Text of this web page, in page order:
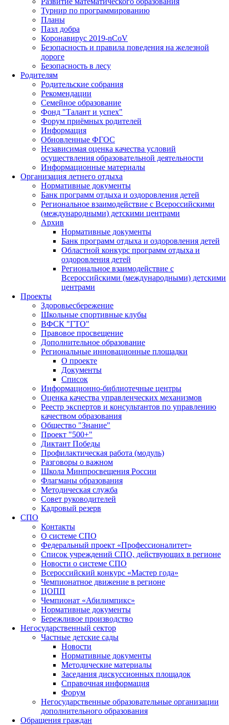
Турнир по программированию
Планы
Пазл добра
Коронавирус 2019-nCoV
Безопасность и правила поведения на железной
дороге
Безопасность в лесу
Родителям
Родительские собрания
Рекомендации
Семейное образование
Фонд "Талант и успех"
Форум приёмных родителей
Информация
Обновленные ФГОС
Независимая оценка качества условий
осуществления образовательной деятельности
Информационные материалы
Организация летнего отдыха
Нормативные документы
Банк программ отдыха и оздоровления детей
Региональное взаимодействие с Всероссийскими
(международными) детскими центрами
Архив
Нормативные документы
Банк программ отдыха и оздоровления детей
Областной конкурс программ отдыха и
оздоровления детей
Региональное взаимодействие с
Всероссийскими (международными) детскими
центрами
Проекты
Здоровьесбережение
Школьные спортивные клубы
ВФСК "ГТО"
Правовое просвещение
Дополнительное образование
Региональные инновационные площадки
О проекте
Документы
Список
Информационно-библиотечные центры
Оценка качества управленческих механизмов
Реестр экспертов и консультантов по управлению
качеством образования
Общество "Знание"
Проект "500+"
Диктант Победы
Профилактическая работа (модуль)
Разговоры о важном
Школа Минпросвещения России
Флагманы образования
Методическая служба
Совет руководителей
Кадровый резерв
СПО
Контакты
О системе СПО
Федеральный проект «Профессионалитет»
Список учреждений СПО, действующих в регионе
Новости о системе СПО
Всероссийский конкурс «Мастер года»
Чемпионатное движение в регионе
ЦОПП
Чемпионат «Абилимпикс»
Нормативные документы
Бережливое производство
Негосударственный сектор
Частные детские сады
Новости
Нормативные документы
Методические материалы
Заседания дискуссионных площадок
Справочная информация
Форум
Негосударственные образовательные организации
дополнительного образования
Обращения граждан